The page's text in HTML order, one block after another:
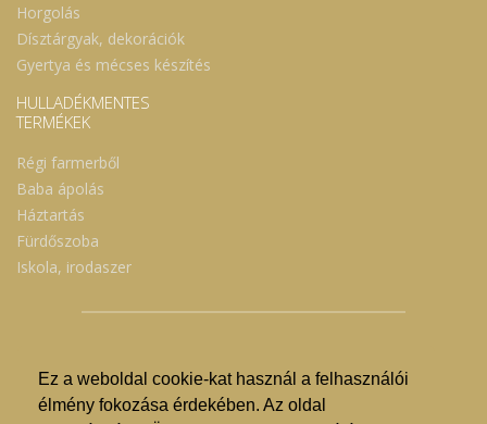
Ez a weboldal cookie-kat használ a felhasználói
élmény fokozása érdekében. Az oldal
Horgolás
Dísztárgyak, dekorációk
Gyertya és mécses készítés
HULLADÉKMENTES
TERMÉKEK
Régi farmerből
Baba ápolás
Háztartás
Fürdőszoba
Iskola, irodaszer
© Nyíregyházi Kosár Közösség 2019.